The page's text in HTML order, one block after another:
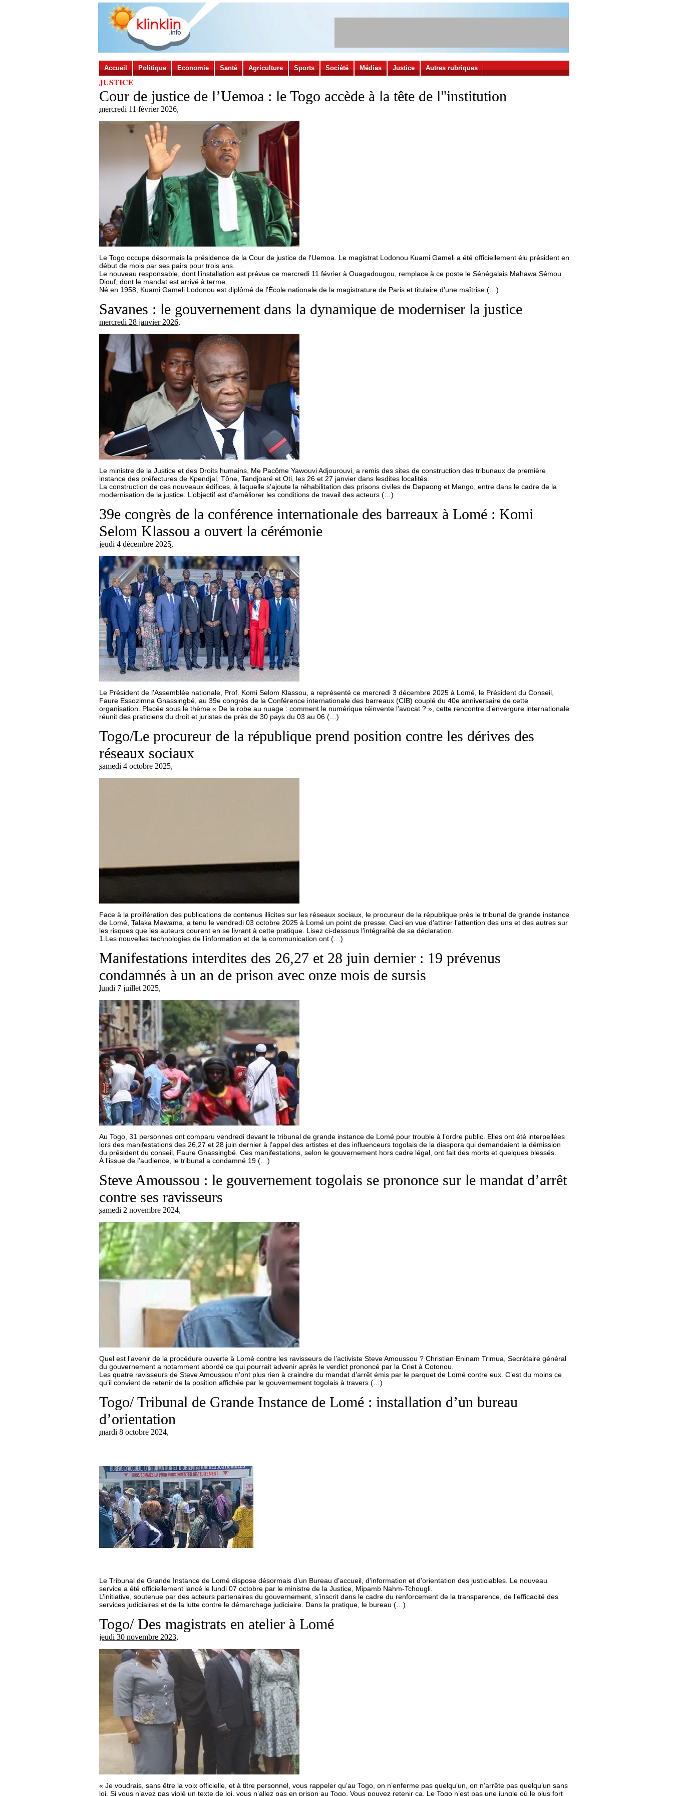
Accueil Politique Economie Santé Agriculture Sports Société Médias Justice Autres rubriques
JUSTICE
Cour de justice de l’Uemoa : le Togo accède à la tête de l"institution
mercredi 11 février 2026,
Le Togo occupe désormais la présidence de la Cour de justice de l’Uemoa. Le magistrat Lodonou Kuami Gameli a été officiellement élu président en
début de mois par ses pairs pour trois ans.
Le nouveau responsable, dont l’installation est prévue ce mercredi 11 février à Ouagadougou, remplace à ce poste le Sénégalais Mahawa Sémou
Diouf, dont le mandat est arrivé à terme.
Né en 1958, Kuami Gameli Lodonou est diplômé de l’École nationale de la magistrature de Paris et titulaire d’une maîtrise (…)
Savanes : le gouvernement dans la dynamique de moderniser la justice
mercredi 28 janvier 2026,
Le ministre de la Justice et des Droits humains, Me Pacôme Yawouvi Adjourouvi, a remis des sites de construction des tribunaux de première
instance des préfectures de Kpendjal, Tône, Tandjoaré et Oti, les 26 et 27 janvier dans lesdites localités.
La construction de ces nouveaux édifices, à laquelle s’ajoute la réhabilitation des prisons civiles de Dapaong et Mango, entre dans le cadre de la
modernisation de la justice. L’objectif est d’améliorer les conditions de travail des acteurs (…)
39e congrès de la conférence internationale des barreaux à Lomé : Komi
Selom Klassou a ouvert la cérémonie
jeudi 4 décembre 2025,
Le Président de l’Assemblée nationale, Prof. Komi Selom Klassou, a représenté ce mercredi 3 décembre 2025 à Lomé, le Président du Conseil,
Faure Essozimna Gnassingbé, au 39e congrès de la Conférence internationale des barreaux (CIB) couplé du 40e anniversaire de cette
organisation. Placée sous le thème « De la robe au nuage : comment le numérique réinvente l’avocat ? », cette rencontre d’envergure internationale
réunit des praticiens du droit et juristes de près de 30 pays du 03 au 06 (…)
Togo/Le procureur de la république prend position contre les dérives des
réseaux sociaux
samedi 4 octobre 2025,
Face à la prolifération des publications de contenus illicites sur les réseaux sociaux, le procureur de la république près le tribunal de grande instance
de Lomé, Talaka Mawama, a tenu le vendredi 03 octobre 2025 à Lomé un point de presse. Ceci en vue d’attirer l’attention des uns et des autres sur
les risques que les auteurs courent en se livrant à cette pratique. Lisez ci-dessous l’intégralité de sa déclaration.
1.Les nouvelles technologies de l’information et de la communication ont (…)
Manifestations interdites des 26,27 et 28 juin dernier : 19 prévenus
condamnés à un an de prison avec onze mois de sursis
lundi 7 juillet 2025,
Au Togo, 31 personnes ont comparu vendredi devant le tribunal de grande instance de Lomé pour trouble à l’ordre public. Elles ont été interpellées
lors des manifestations des 26,27 et 28 juin dernier à l’appel des artistes et des influenceurs togolais de la diaspora qui demandaient la démission
du président du conseil, Faure Gnassingbé. Ces manifestations, selon le gouvernement hors cadre légal, ont fait des morts et quelques blessés.
À l’issue de l’audience, le tribunal a condamné 19 (…)
Steve Amoussou : le gouvernement togolais se prononce sur le mandat d’arrêt
contre ses ravisseurs
samedi 2 novembre 2024,
Quel est l’avenir de la procédure ouverte à Lomé contre les ravisseurs de l’activiste Steve Amoussou ? Christian Eninam Trimua, Secrétaire général
du gouvernement a notamment abordé ce qui pourrait advenir après le verdict prononcé par la Criet à Cotonou.
Les quatre ravisseurs de Steve Amoussou n’ont plus rien à craindre du mandat d’arrêt émis par le parquet de Lomé contre eux. C’est du moins ce
qu’il convient de retenir de la position affichée par le gouvernement togolais à travers (…)
Togo/ Tribunal de Grande Instance de Lomé : installation d’un bureau
d’orientation
mardi 8 octobre 2024,
Le Tribunal de Grande Instance de Lomé dispose désormais d’un Bureau d’accueil, d’information et d’orientation des justiciables. Le nouveau
service a été officiellement lancé le lundi 07 octobre par le ministre de la Justice, Mipamb Nahm-Tchougli.
L’initiative, soutenue par des acteurs partenaires du gouvernement, s’inscrit dans le cadre du renforcement de la transparence, de l’efficacité des
services judiciaires et de la lutte contre le démarchage judiciaire. Dans la pratique, le bureau (…)
Togo/ Des magistrats en atelier à Lomé
jeudi 30 novembre 2023,
« Je voudrais, sans être la voix officielle, et à titre personnel, vous rappeler qu’au Togo, on n’enferme pas quelqu’un, on n’arrête pas quelqu’un sans
loi. Si vous n’avez pas violé un texte de loi, vous n’allez pas en prison au Togo. Vous pouvez retenir ça. Le Togo n’est pas une jungle où le plus fort